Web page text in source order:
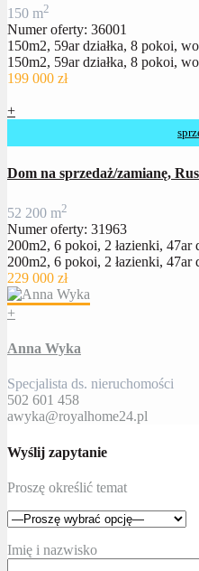
150 m2
Numer oferty: 36001
150m2, 59ar działka, 8 pokoi,
150m2, 59ar działka, 8 pokoi,
199 000 zł
+
Dom na sprzedaż/zamianę,
52 200 m2
Numer oferty: 31963
200m2, 6 pokoi, 2 łazienki, 47ar
200m2, 6 pokoi, 2 łazienki, 47ar
229 000 zł
+
Anna Wyka
Specjalista ds. nieruchomości
502 601 458
awyka@royalhome24.pl
Wyślij zapytanie
Proszę określić temat
Imię i nazwisko